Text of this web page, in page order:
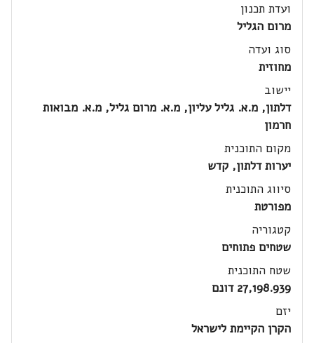
ועדת תכנון
מרום הגליל
סוג ועדה
מחוזית
יישוב
דלתון, מ.א. גליל עליון, מ.א. מרום גליל, מ.א. מבואות
חרמון
מקום התוכנית
יערות דלתון, קדש
סיווג התוכנית
מפורטת
קטגוריה
שטחים פתוחים
שטח התוכנית
27,198.939 דונם
יזם
הקרן הקיימת לישראל